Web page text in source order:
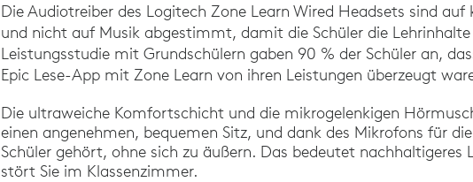
Die Audiotreiber des Logitech Zone Learn Wired Headsets sind
und nicht auf Musik abgestimmt, damit die Schüler die
Leistungsstudie mit Grundschülern gaben 90 % der Schüler an,
Epic Lese-App mit Zone Learn von ihren Leistungen überzeugt
Die ultraweiche Komfortschicht und die mikrogelenkigen
einen angenehmen, bequemen Sitz, und dank des Mikrofons für
Schüler gehört, ohne sich zu äußern. Das bedeutet nachhaltigeres
stört Sie im Klassenzimmer.